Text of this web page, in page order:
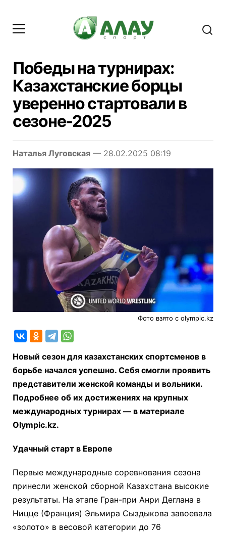
Победы на турнирах:
Казахстанские борцы
уверенно стартовали в
сезоне-2025
Наталья Луговская — 28.02.2025 08:19
Фото взято с olympic.kz
Новый сезон для казахстанских спортсменов в
борьбе начался успешно. Себя смогли проявить
представители женской команды и вольники.
Подробнее об их достижениях на крупных
международных турнирах — в материале
Olympic.kz.
Удачный старт в Европе
Первые международные соревнования сезона
принесли женской сборной Казахстана высокие
результаты. На этапе Гран-при Анри Деглана в
Ницце (Франция) Эльмира Сыздыкова завоевала
«золото» в весовой категории до 76